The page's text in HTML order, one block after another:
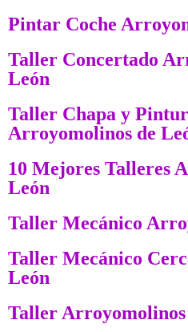
Pintar Coche
Taller Concertado
León
Taller Chapa y
Arroyomolinos de
10 Mejores Talleres
León
Taller Mecánico
Taller Mecánico
León
Taller Arroyomolinos